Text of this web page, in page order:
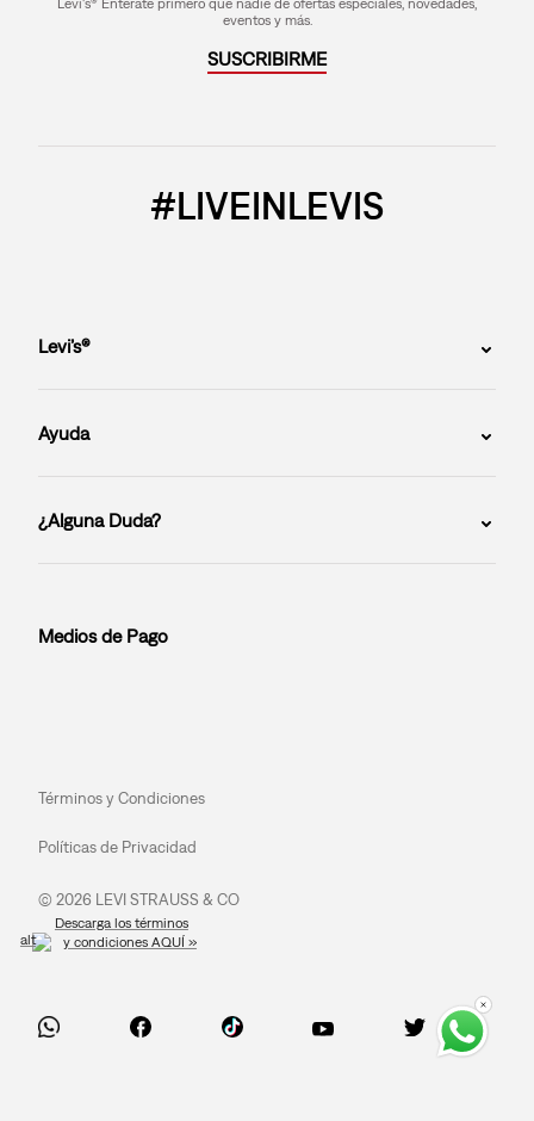
Levi's® Entérate primero que nadie de ofertas especiales, novedades,
eventos y más.
SUSCRIBIRME
#LIVEINLEVIS
Levi’s®
Ayuda
¿Alguna Duda?
Medios de Pago
Términos y Condiciones
Políticas de Privacidad
© 2026 LEVI STRAUSS & CO
Descarga los términos
y condiciones AQUÍ »